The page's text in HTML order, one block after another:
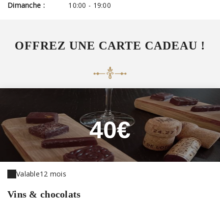
Dimanche : 10:00 - 19:00
OFFREZ UNE CARTE CADEAU !
40€
Valable12 mois
Vins & chocolats